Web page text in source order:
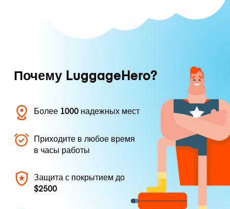
Почему LuggageHero?
Более 1000 надежных мест
Приходите в любое время
в часы работы
Защита с покрытием до
$2500